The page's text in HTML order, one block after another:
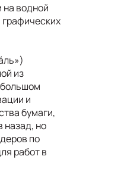
на водной
из
и
бумаги,
назад, но
по
работ в